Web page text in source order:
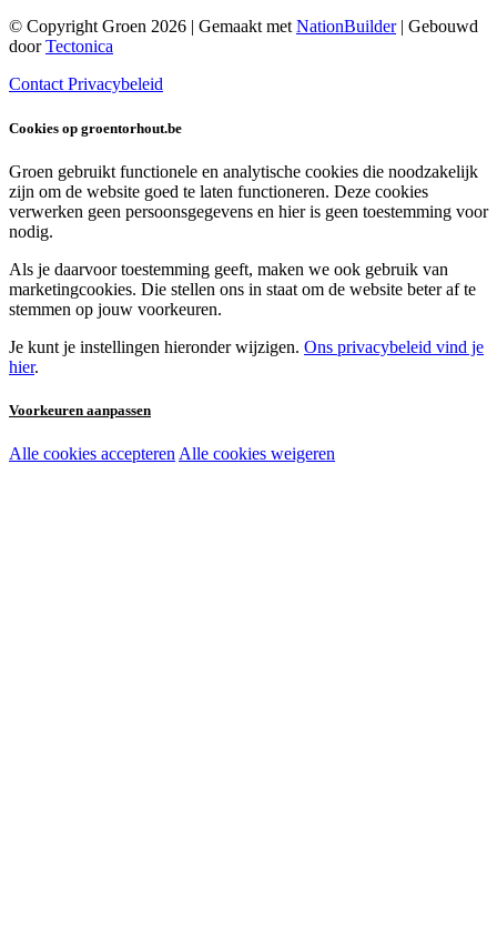
© Copyright Groen 2026 | Gemaakt metNationBuilder| Gebouwd
doorTectonica
ContactPrivacybeleid
Cookies op groentorhout.be
Groen gebruikt functionele en analytische cookies die noodzakelijk
zijn om de website goed te laten functioneren. Deze cookies
verwerken geen persoonsgegevens en hier is geen toestemming voor
nodig.
Als je daarvoor toestemming geeft, maken we ook gebruik van
marketingcookies. Die stellen ons in staat om de website beter af te
stemmen op jouw voorkeuren.
Je kunt je instellingen hieronder wijzigen. Ons privacybeleid vind je
hier.
Voorkeuren aanpassen
Noodzakelijke cookies:
Alle cookies accepteren Alle cookies weigeren